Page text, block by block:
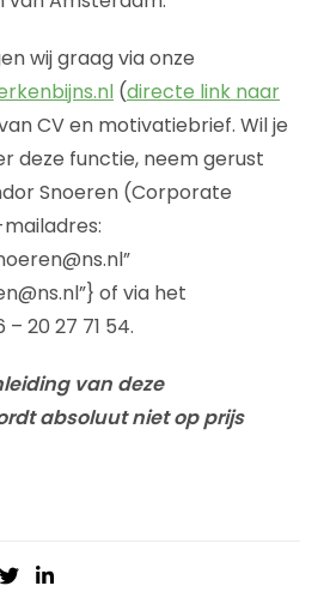
wij graag via onze
(directe link naar
CV en motivatiebrief. Wil je
deze functie, neem gerust
Snoeren (Corporate
of via het
20 27 71 54.
van deze
absoluut niet op prijs